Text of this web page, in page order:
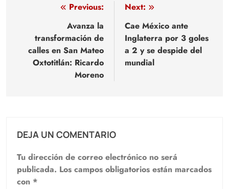
Navegación
entradas
Previous:
Avanza la
transformación de
calles en San Mateo
Oxtotitlán: Ricardo
Moreno
Next:
Cae México ante
Inglaterra por 3 goles
a 2 y se despide del
mundial
DEJA UN COMENTARIO
Tu dirección de correo electrónico no será
publicada. Los campos obligatorios están marcados
con *